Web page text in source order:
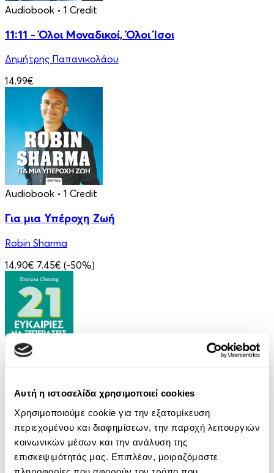
Αυτή η ιστοσελίδα χρησιμοποιεί cookies
Χρησιμοποιούμε cookie για την εξατομίκευση
περιεχομένου και διαφημίσεων, την παροχή λειτουργιών
κοινωνικών μέσων και την ανάλυση της
επισκεψιμότητάς μας. Επιπλέον, μοιραζόμαστε
Audiobook • 1 Credit
11:11 - Όλοι Μοναδικοί, Όλοι Ίσοι
Δημήτρης Παπανικολάου
14.99€
Audiobook • 1 Credit
Για μια Υπέροχη Ζωή
Robin Sharma
14.90€ 7.45€ (-50%)
21 Ευκαιρίες να ξεπεράσεις τον εαυτό σου
Theresa Cheung
8.99€